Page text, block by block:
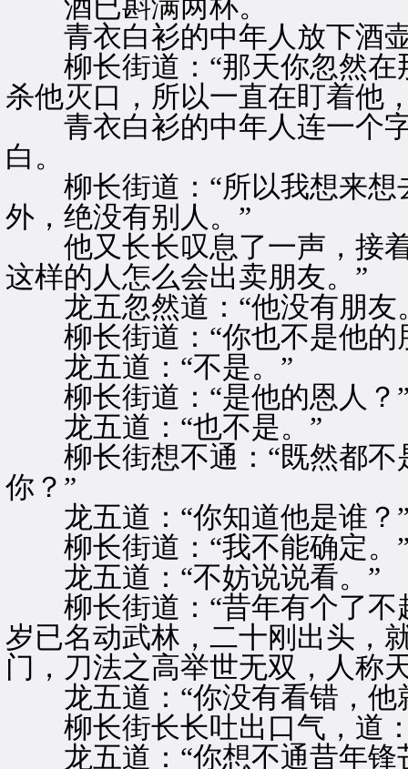
酒已斟满两杯。
青衣白衫的中年人放下酒壶
柳长街道：“那天你忽然在
杀他灭口，所以一直在盯着他
青衣白衫的中年人连一个字
白。
柳长街道：“所以我想来想
外，绝没有别人。”
他又长长叹息了一声，接着
这样的人怎么会出卖朋友。”
龙五忽然道：“他没有朋友
柳长街道：“你也不是他的
龙五道：“不是。”
柳长街道：“是他的恩人？
龙五道：“也不是。”
柳长街想不通：“既然都不
你？”
龙五道：“你知道他是谁？
柳长街道：“我不能确定。
龙五道：“不妨说说看。”
柳长街道：“昔年有个了不
岁已名动武林，二十刚出头，
门，刀法之高举世无双，人称
龙五道：“你没有看错，他
柳长街长长吐出口气，道：
龙五道：“你想不通昔年锋